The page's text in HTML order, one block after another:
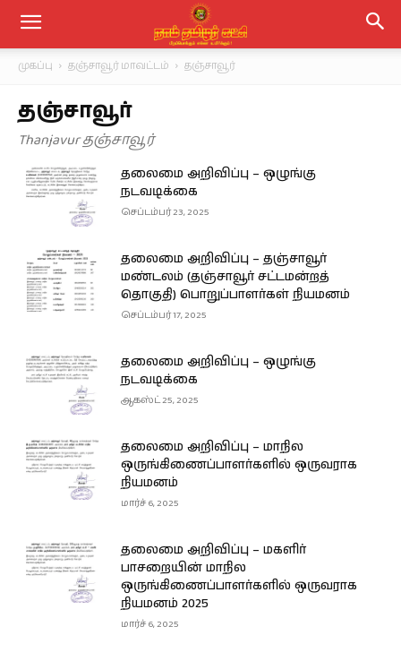
முகப்பு தஞ்சாவூர் மாவட்டம் தஞ்சாவூர்
தஞ்சாவூர்
Thanjavur தஞ்சாவூர்
தலைமை அறிவிப்பு – ஒழுங்கு
நடவடிக்கை
செப்டம்பர் 23, 2025
தலைமை அறிவிப்பு – தஞ்சாவூர்
மண்டலம் (தஞ்சாவூர் சட்டமன்றத்
தொகுதி) பொறுப்பாளர்கள் நியமனம்
செப்டம்பர் 17, 2025
தலைமை அறிவிப்பு – ஒழுங்கு
நடவடிக்கை
ஆகஸ்ட் 25, 2025
தலைமை அறிவிப்பு – மாநில
ஒருங்கிணைப்பாளர்களில் ஒருவராக
நியமனம்
மார்ச் 6, 2025
தலைமை அறிவிப்பு – மகளிர்
பாசறையின் மாநில
ஒருங்கிணைப்பாளர்களில் ஒருவராக
நியமனம் 2025
மார்ச் 6, 2025